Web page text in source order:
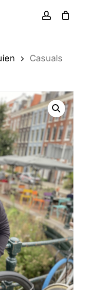
Casuals